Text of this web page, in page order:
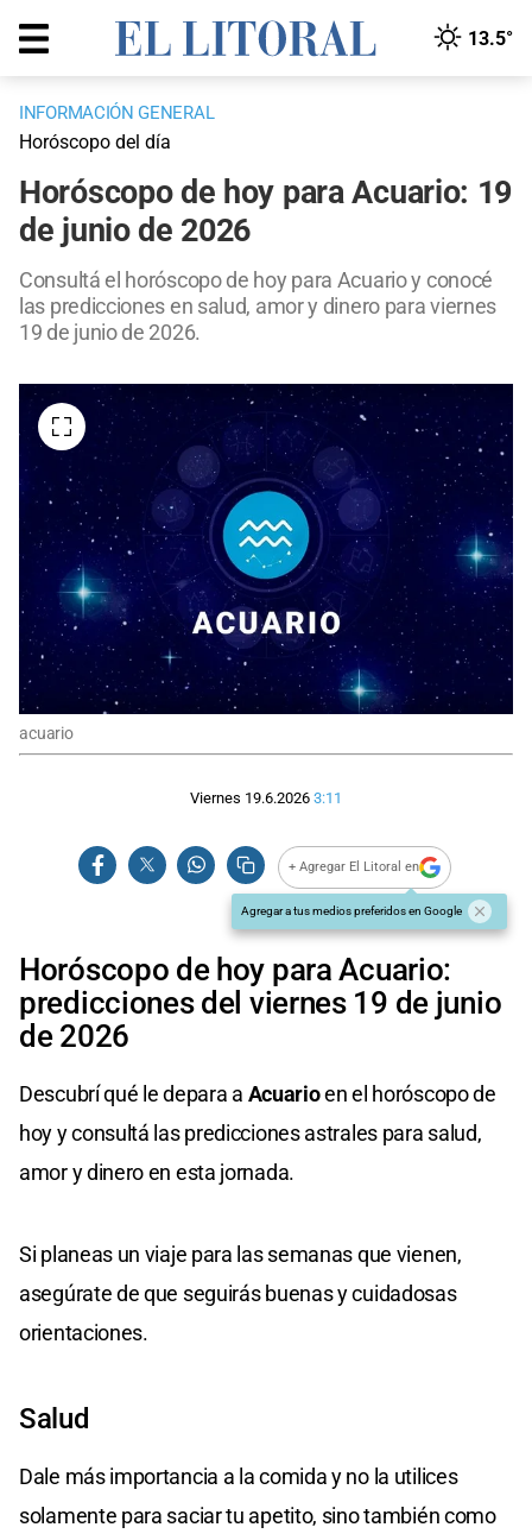
13.5°
INFORMACIÓN GENERAL
Horóscopo del día
Horóscopo de hoy para Acuario: 19
de junio de 2026
Consultá el horóscopo de hoy para Acuario y conocé
las predicciones en salud, amor y dinero para viernes
19 de junio de 2026.
acuario
Viernes 19.6.2026 3:11
+ Agregar El Litoral en
Agregar a tus medios preferidos en Google
Horóscopo de hoy para Acuario:
predicciones del viernes 19 de junio
de 2026
Descubrí qué le depara a Acuarioen el horóscopo de
hoy y consultá las predicciones astrales para salud,
amor y dinero en esta jornada.
Si planeas un viaje para las semanas que vienen,
asegúrate de que seguirás buenas y cuidadosas
orientaciones.
Salud
Dale más importancia a la comida y no la utilices
solamente para saciar tu apetito, sino también como